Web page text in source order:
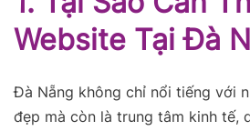
Website Tại Đà
Đà Nẵng không chỉ nổi tiếng với
đẹp mà còn là trung tâm kinh tế,